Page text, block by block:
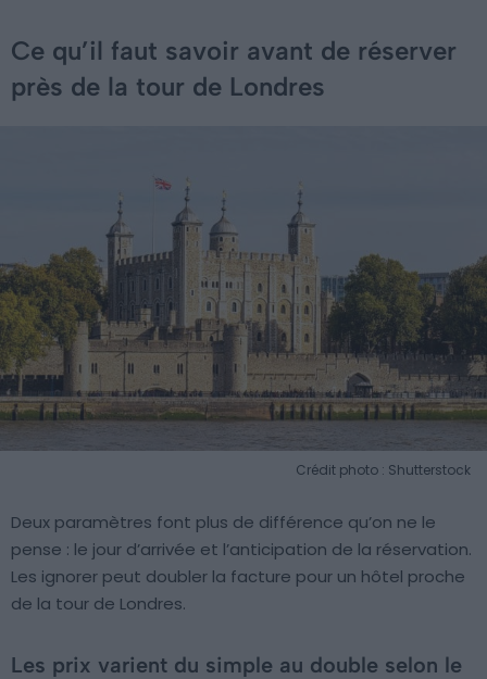
Ce qu’il faut savoir avant de réserver
près de la tour de Londres
Crédit photo : Shutterstock
Deux paramètres font plus de différence qu’on ne le
pense : le jour d’arrivée et l’anticipation de la réservation.
Les ignorer peut doubler la facture pour un hôtel proche
de la tour de Londres.
Les prix varient du simple au double selon le